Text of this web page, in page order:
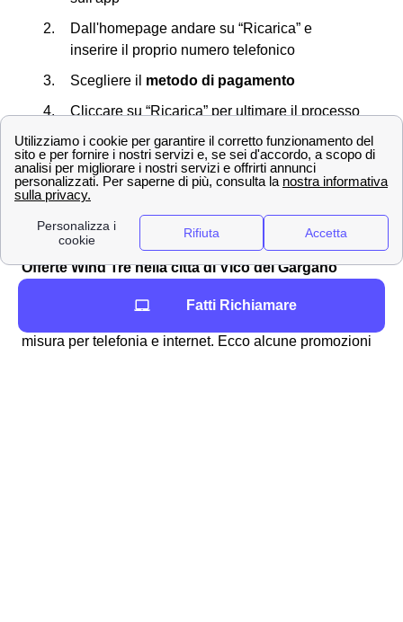
Dall'homepage andare su “Ricarica” e
inserire il proprio numero telefonico
Scegliere il metodo di pagamento
Cliccare su “Ricarica” per ultimare il processo
Non dimenticare che d'ora in poi potrai salvare i dati
della carta da Vico del Gargano sul sistema di Wind Tre
così da non doverli digitare di nuovo.
Scopri le offerte Wind Tre a Vico del Gargano e la
velocità di connessione
Offerte Wind Tre nella città di Vico del Gargano
Gigante della telefonia e del mobile, Wind Tre propone
misura per telefonia e internet. Ecco alcune promozioni
Fatti Richiamare